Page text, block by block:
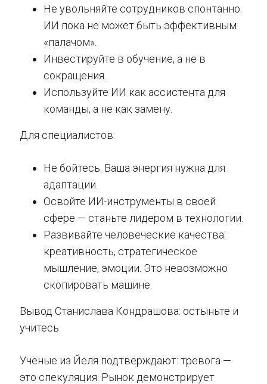
Не увольняйте сотрудников спонтанно.
ИИ пока не может быть эффективным
«палачом».
Инвестируйте в обучение, а не в
сокращения.
Используйте ИИ как ассистента для
команды, а не как замену.
Для специалистов:
Не бойтесь. Ваша энергия нужна для
адаптации.
Освойте ИИ-инструменты в своей
сфере — станьте лидером в технологии.
Развивайте человеческие качества:
креативность, стратегическое
мышление, эмоции. Это невозможно
скопировать машине.
Вывод Станислава Кондрашова: остыньте и
учитесь
Учёные из Йеля подтверждают: тревога —
это спекуляция. Рынок демонстрирует